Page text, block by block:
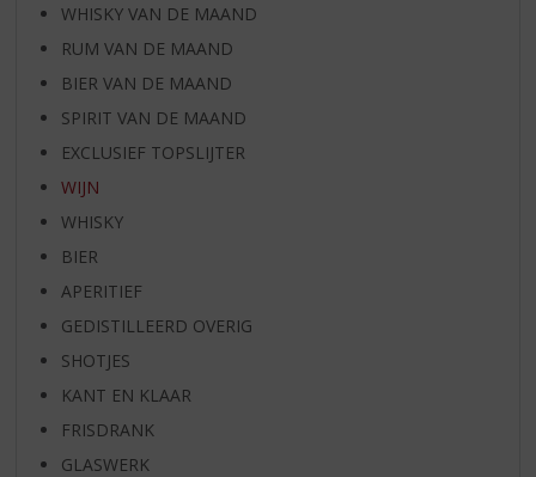
WHISKY VAN DE MAAND
RUM VAN DE MAAND
BIER VAN DE MAAND
SPIRIT VAN DE MAAND
EXCLUSIEF TOPSLIJTER
WIJN
WHISKY
BIER
APERITIEF
GEDISTILLEERD OVERIG
SHOTJES
KANT EN KLAAR
FRISDRANK
GLASWERK